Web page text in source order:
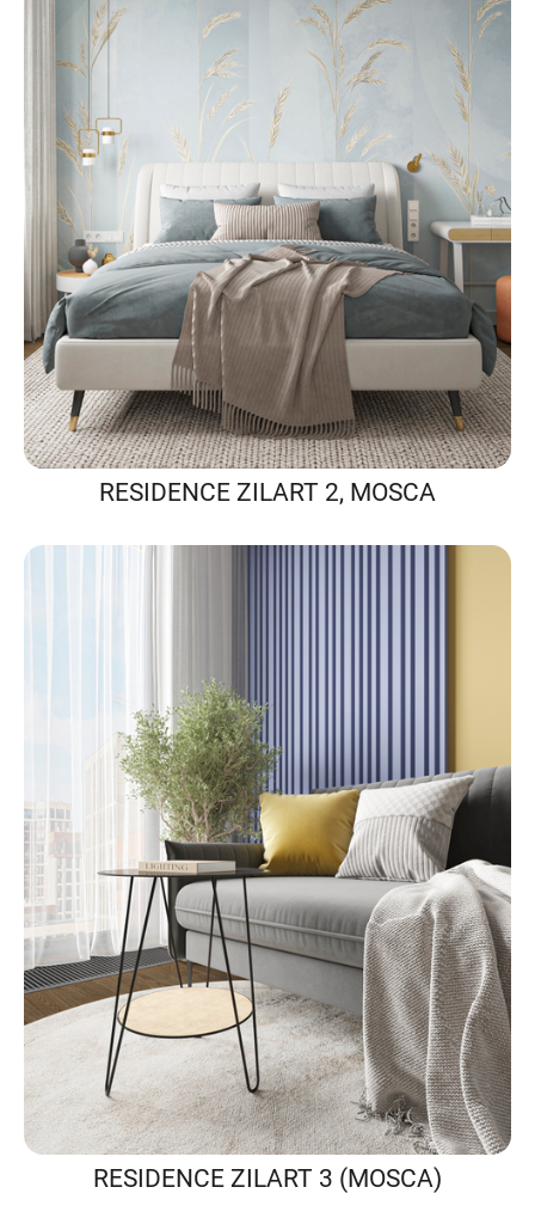
RESIDENCE ZILART 2, MOSCA
RESIDENCE ZILART 3 (MOSCA)